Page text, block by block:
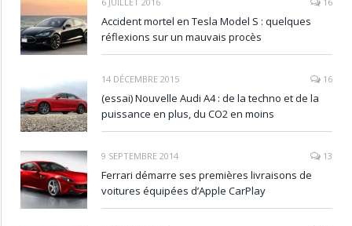
Accident mortel en Tesla Model S : quelques
réflexions sur un mauvais procès
14 DÉCEMBRE 2015 16
(essai) Nouvelle Audi A4 : de la techno et de la
puissance en plus, du CO2 en moins
9 SEPTEMBRE 2014 13
Ferrari démarre ses premières livraisons de
voitures équipées d’Apple CarPlay